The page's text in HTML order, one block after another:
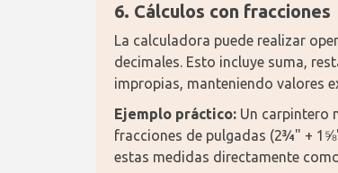
6. Cálculos con fracciones
La calculadora puede realizar
decimales. Esto incluye suma,
impropias, manteniendo valores
Ejemplo práctico: Un carpintero
fracciones de pulgadas (2¾" +
estas medidas directamente